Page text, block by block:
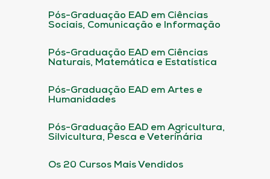
Pós-Graduação EAD em Ciências
Sociais, Comunicação e Informação
Pós-Graduação EAD em Ciências
Naturais, Matemática e Estatística
Pós-Graduação EAD em Artes e
Humanidades
Pós-Graduação EAD em Agricultura,
Silvicultura, Pesca e Veterinária
Os 20 Cursos Mais Vendidos